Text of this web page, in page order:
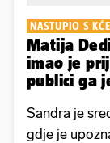
NASTUPIO S
Matija
imao je
publici ga
Sandra je
gdje je